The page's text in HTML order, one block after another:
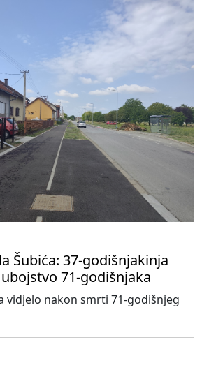
Šubića: 37-godišnjakinja
71-godišnjaka
vidjelo nakon smrti 71-godišnjeg